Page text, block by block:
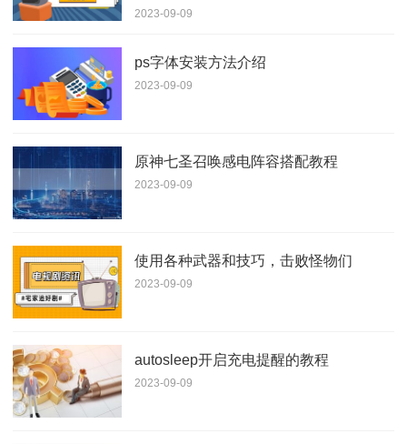
2023-09-09
ps字体安装方法介绍
2023-09-09
原神七圣召唤感电阵容搭配教程
2023-09-09
使用各种武器和技巧，击败怪物们
2023-09-09
autosleep开启充电提醒的教程
2023-09-09